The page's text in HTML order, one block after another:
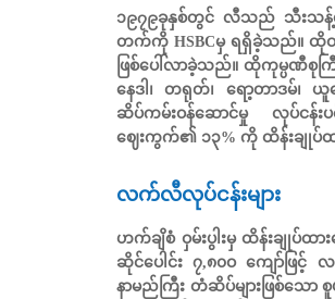
၁၉၇၉ခုနှစ်တွင် လီသည် သီးသန့်လု
တက်ကို HSBCမှ ရရှိခဲ့သည်။ ထိုဝ
ဖြစ်ပေါ်လာခဲ့သည်။ ထိုကုမ္ပဏီစုက
နေဒါ၊ တရုတ်၊ ရော့တာဒမ်၊ ယူ
ဆိပ်ကမ်းဝန်ဆောင်မှု လုပ်ငန်
ဈေးကွက်၏ ၁၃% ကို ထိန်းချုပ်
လက်လီလုပ်ငန်းများ
ဟက်ချိစံ ဝှမ်းပွါးမှ ထိန်းချုပ်
ဆိုင်ပေါင်း ၇,၈၀ဝ ကျော်ဖြင့်
နာမည်ကြီး တံဆိပ်များဖြစ်သော